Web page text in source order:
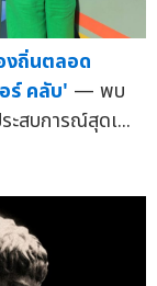
งถิ่นตลอด
ร์ คลับ' — พบ
สบการณ์สุดเ...